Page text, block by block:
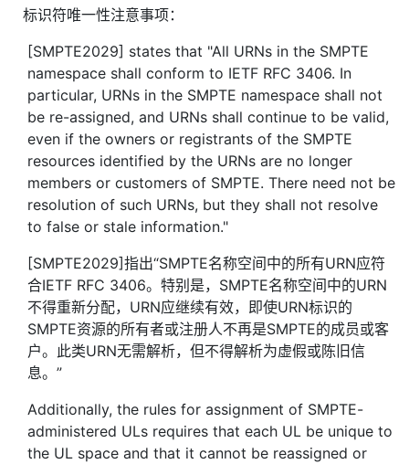
标识符唯一性注意事项：
[SMPTE2029] states that "All URNs in the SMPTE
namespace shall conform to IETF RFC 3406. In
particular, URNs in the SMPTE namespace shall not
be re-assigned, and URNs shall continue to be valid,
even if the owners or registrants of the SMPTE
resources identified by the URNs are no longer
members or customers of SMPTE. There need not be
resolution of such URNs, but they shall not resolve
to false or stale information."
[SMPTE2029]指出“SMPTE名称空间中的所有URN应符
合IETF RFC 3406。特别是，SMPTE名称空间中的URN
不得重新分配，URN应继续有效，即使URN标识的
SMPTE资源的所有者或注册人不再是SMPTE的成员或客
户。此类URN无需解析，但不得解析为虚假或陈旧信
息。”
Additionally, the rules for assignment of SMPTE-
administered ULs requires that each UL be unique to
the UL space and that it cannot be reassigned or